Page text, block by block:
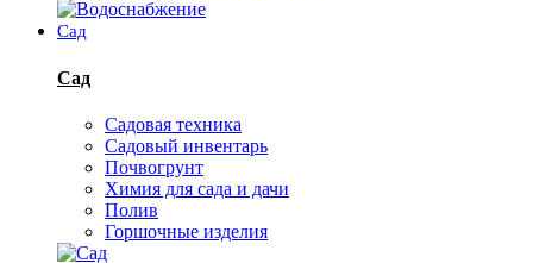
Сад
Сад
Садовая техника
Садовый инвентарь
Почвогрунт
Химия для сада и дачи
Полив
Горшочные изделия